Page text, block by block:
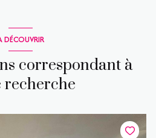
DÉCOUVRIR
correspondant à
recherche